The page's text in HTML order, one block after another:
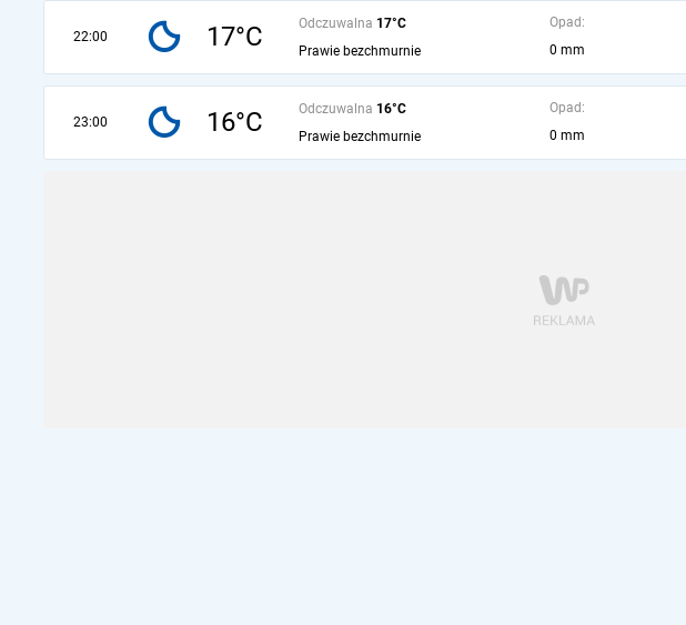
22:00 17°C Odczuwalna 17°C
Prawie bezchmurnie
Opad:
0 mm
23:00 16°C Odczuwalna 16°C
Prawie bezchmurnie
Opad:
0 mm